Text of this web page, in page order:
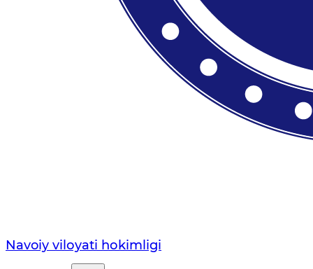
Navoiy vilоyati hоkimligi